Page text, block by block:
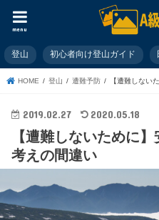
menu
登山 初心者向け登山ガイド
HOME 登山 遭難予防 【遭難しない
2019.02.27 2020.05.18
【遭難しないために
考えの間違い